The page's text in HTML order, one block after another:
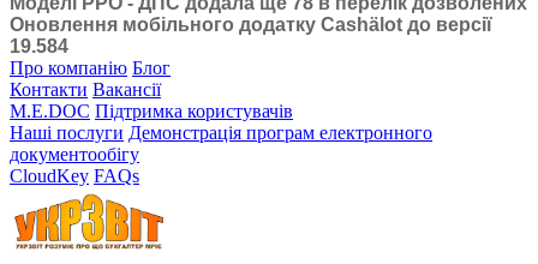
Оновлення мобільного додатку Cashӓlot до версії
19.584
Про компанію Блог
Контакти Вакансії
M.E.DOC Підтримка користувачів
Наші послуги Демонстрація програм електронного
документообігу
CloudKey FAQs